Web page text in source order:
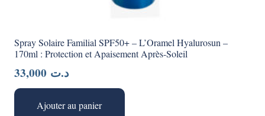
Spray Solaire Familial SPF50+ – L’Oramel Hyalurosun –
170ml : Protection et Apaisement Après-Soleil
د.ت
Ajouter au panier